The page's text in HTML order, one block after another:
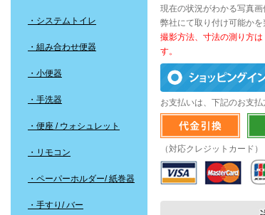
・システムトイレ
・組み合わせ便器
・小便器
・手洗器
・便座 / ウォシュレット
・リモコン
・ペーパーホルダー/ 紙巻器
・手すり/ バー
現在の状況がわかる写真画
弊社にて取り付け可能かを
撮影方法、寸法の測り方
す。
お支払いは、下記のお支払
（対応クレジットカード）